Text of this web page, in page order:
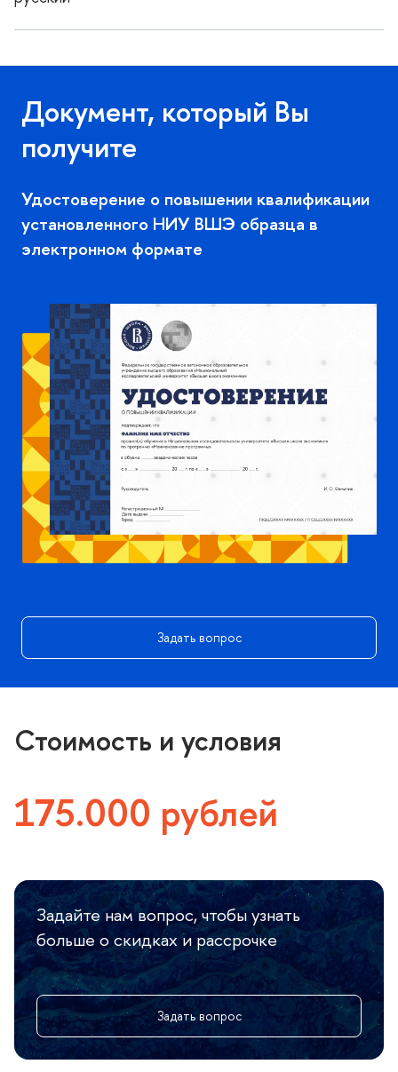
Документ, который Вы
получите
Удостоверение о повышении квалификации
установленного НИУ ВШЭ образца
электронном формате
Задать вопрос
Стоимость и условия
175.000 рублей
Задайте нам вопрос, чтобы узнать
ольше о скидках и рассрочке
Задать вопрос